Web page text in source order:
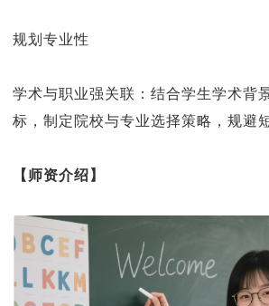
规划专业性
学术与职业强关联：结合学生学术背
标，制定院校与专业选择策略，规避
【师资介绍】